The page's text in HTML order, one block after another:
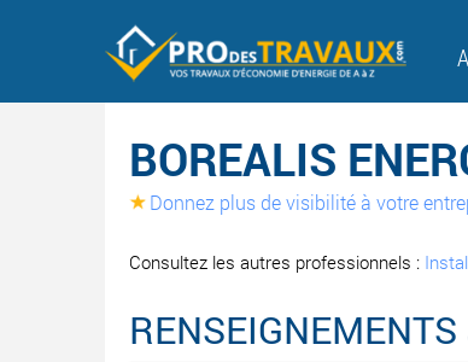
BOREALIS
Donnez plus de visibilité à votre
Consultez les autres professionnels :